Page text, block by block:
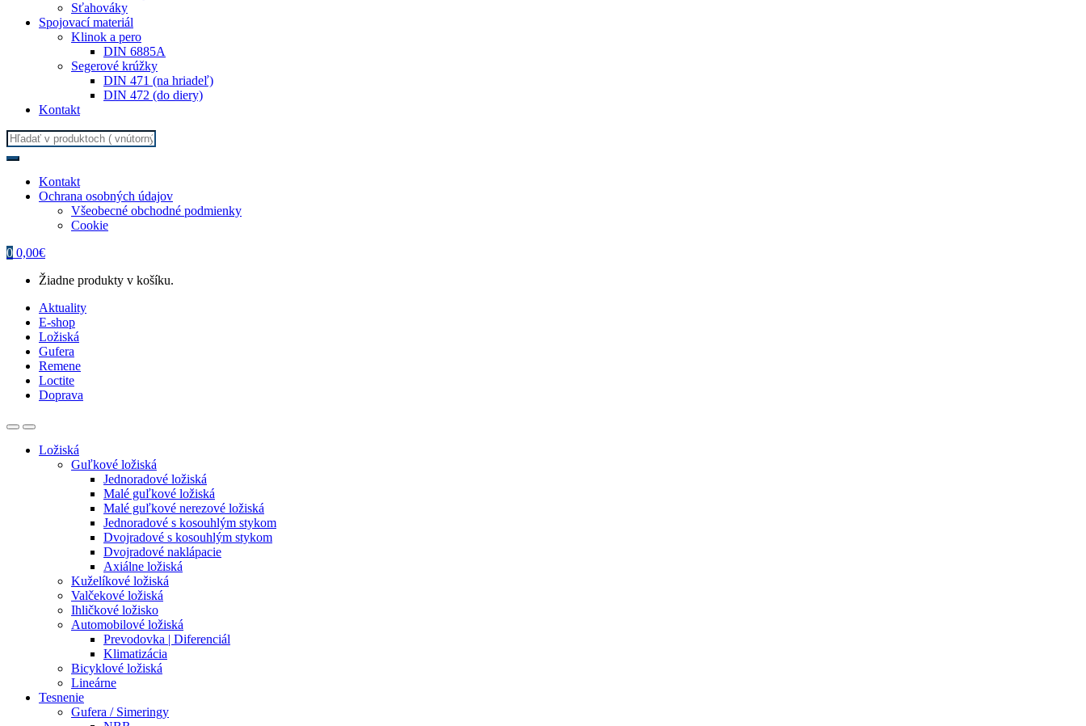
Sťahováky
Spojovací materiál
Klinok a pero
DIN 6885A
Segerové krúžky
DIN 471 (na hriadeľ)
DIN 472 (do diery)
Kontakt
Search
for:
Kontakt
Ochrana osobných údajov
Všeobecné obchodné podmienky
Cookie
0 0,00€
Žiadne produkty v košíku.
Aktuality
E-shop
Ložiská
Gufera
Remene
Loctite
Doprava
Ložiská
Guľkové ložiská
Jednoradové ložiská
Malé guľkové ložiská
Malé guľkové nerezové ložiská
Jednoradové s kosouhlým stykom
Dvojradové s kosouhlým stykom
Dvojradové naklápacie
Axiálne ložiská
Kuželíkové ložiská
Valčekové ložiská
Ihličkové ložisko
Automobilové ložiská
Prevodovka | Diferenciál
Klimatizácia
Bicyklové ložiská
Lineárne
Tesnenie
Gufera / Simeringy